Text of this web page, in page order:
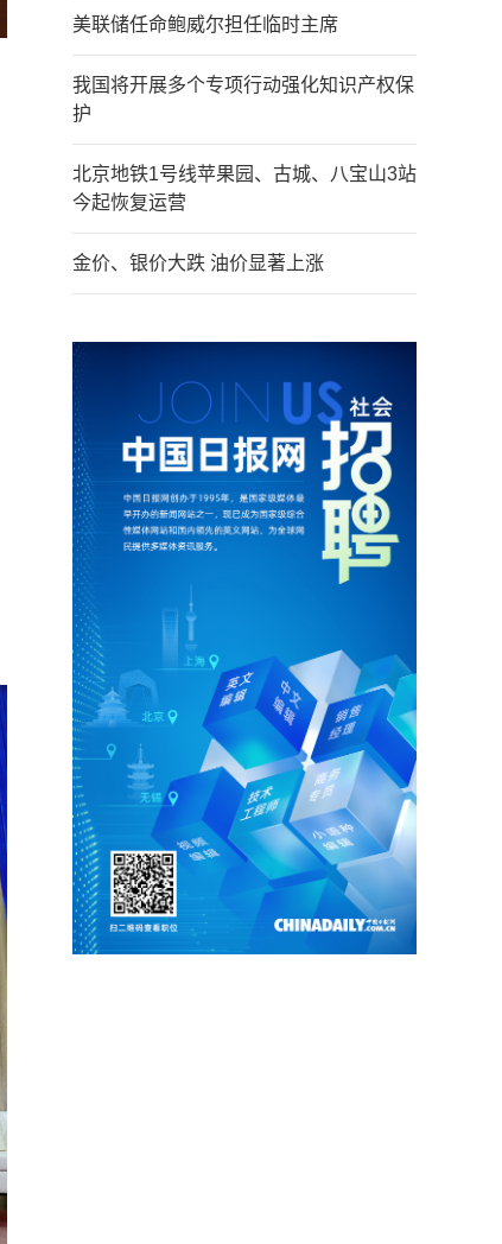
美联储任命鲍威尔担任临时主席
我国将开展多个专项行动强化知识产权保
护
北京地铁1号线苹果园、古城、八宝山3站
今起恢复运营
金价、银价大跌 油价显著上涨